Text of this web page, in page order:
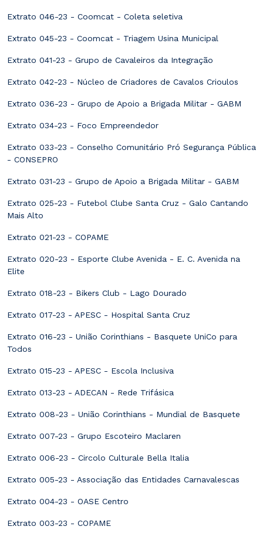
Extrato 046-23 - Coomcat - Coleta seletiva
Extrato 045-23 - Coomcat - Triagem Usina Municipal
Extrato 041-23 - Grupo de Cavaleiros da Integração
Extrato 042-23 - Núcleo de Criadores de Cavalos Crioulos
Extrato 036-23 - Grupo de Apoio a Brigada Militar - GABM
Extrato 034-23 - Foco Empreendedor
Extrato 033-23 - Conselho Comunitário Pró Segurança Pública
- CONSEPRO
Extrato 031-23 - Grupo de Apoio a Brigada Militar - GABM
Extrato 025-23 - Futebol Clube Santa Cruz - Galo Cantando
Mais Alto
Extrato 021-23 - COPAME
Extrato 020-23 - Esporte Clube Avenida - E. C. Avenida na
Elite
Extrato 018-23 - Bikers Club - Lago Dourado
Extrato 017-23 - APESC - Hospital Santa Cruz
Extrato 016-23 - União Corinthians - Basquete UniCo para
Todos
Extrato 015-23 - APESC - Escola Inclusiva
Extrato 013-23 - ADECAN - Rede Trifásica
Extrato 008-23 - União Corinthians - Mundial de Basquete
Extrato 007-23 - Grupo Escoteiro Maclaren
Extrato 006-23 - Circolo Culturale Bella Italia
Extrato 005-23 - Associação das Entidades Carnavalescas
Extrato 004-23 - OASE Centro
Extrato 003-23 - COPAME